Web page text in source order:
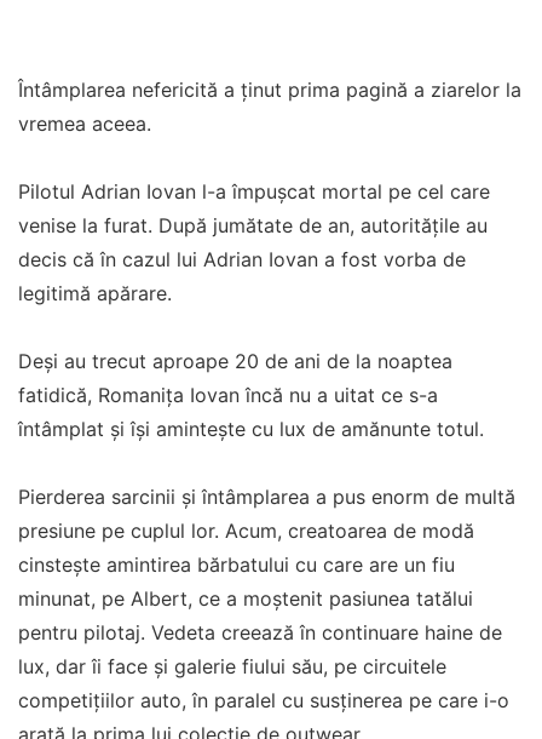
Întâmplarea nefericită a ținut prima pagină a ziarelor la
vremea aceea.
Pilotul Adrian Iovan l-a împușcat mortal pe cel care
venise la furat. După jumătate de an, autoritățile au
decis că în cazul lui Adrian Iovan a fost vorba de
legitimă apărare.
Deși au trecut aproape 20 de ani de la noaptea
fatidică, Romanița Iovan încă nu a uitat ce s-a
întâmplat și își amintește cu lux de amănunte totul.
Pierderea sarcinii și întâmplarea a pus enorm de multă
presiune pe cuplul lor. Acum, creatoarea de modă
cinstește amintirea bărbatului cu care are un fiu
minunat, pe Albert, ce a moștenit pasiunea tatălui
pentru pilotaj. Vedeta creează în continuare haine de
lux, dar îi face și galerie fiului său, pe circuitele
competițiilor auto, în paralel cu susținerea pe care i-o
arată la prima lui colecție de outwear.